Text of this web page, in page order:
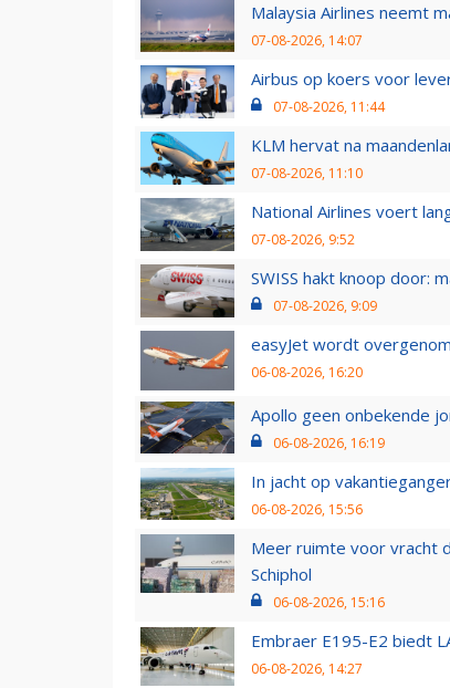
Malaysia Airlines neemt
07-08-2026, 14:07
Airbus op koers voor
07-08-2026, 11:44
KLM hervat na
07-08-2026, 11:10
National Airlines voert
07-08-2026, 9:52
SWISS hakt knoop door:
07-08-2026, 9:09
easyJet wordt
06-08-2026, 16:20
Apollo geen onbekende
06-08-2026, 16:19
In jacht op
06-08-2026, 15:56
Meer ruimte voor vracht
Schiphol
06-08-2026, 15:16
Embraer E195-E2 biedt
06-08-2026, 14:27